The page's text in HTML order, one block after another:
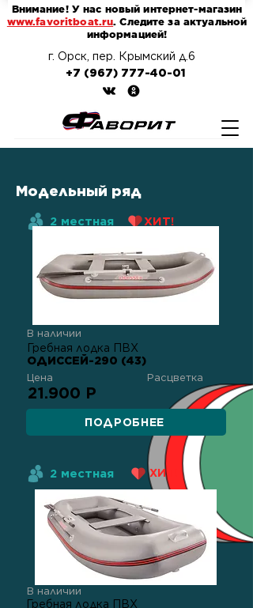
г. Орск, пер. Крымский д.6
+7 (967) 777-40-01
Внимание! У нас новый интернет-магазин
www.favoritboat.ru. Следите за актуальной
информацией!
Модельный ряд
2 местная ХИТ!
В наличии
Гребная лодка ПВХ
ОДИССЕЙ-290 (43)
Цена Расцветка
21.900 Р
ПОДРОБНЕЕ
2 местная ХИТ!
В наличии
Гребная лодка ПВХ